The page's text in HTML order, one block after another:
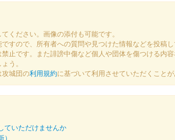
回まつもと市民祭 松本まつりにブース出展してい
松本城 デフォルメ版
回まつもと市民祭 松本まつりにブース出展してい
智学校 特別コラボ版
ください。画像の添付も可能です。
すので、所有者への質問や見つけた情報などを投稿し
止です。また誹謗中傷など個人や団体を傷つける内
う。
攻城団の利用規約に基づいて利用させていただくことが
ていただけませんか